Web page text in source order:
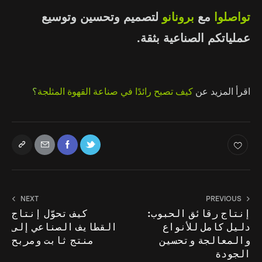
تواصلوا مع برونانو لتصميم وتحسين وتوسيع
عملياتكم الصناعية بثقة.
اقرأ المزيد عن كيف تصبح رائدًا في صناعة القهوة المثلجة؟
PREVIOUS
إنتاج رقائق الحبوب:
دليل كامل للأنواع
والمعالجة وتحسين
الجودة
NEXT
كيف تحوّل إنتاج
القطايف الصناعي إلى
منتج ثابت ومربح